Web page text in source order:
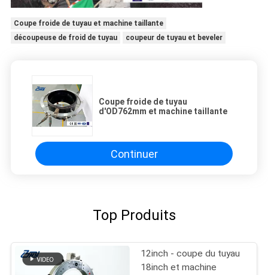
Coupe froide de tuyau et machine taillante
découpeuse de froid de tuyau
coupeur de tuyau et beveler
Coupe froide de tuyau
d'OD762mm et machine taillante
Continuer
Top Produits
12inch - coupe du tuyau
18inch et machine